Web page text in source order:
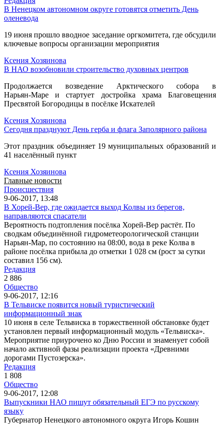
В Ненецком автономном округе готовятся отметить День
оленевода
19 июня прошло вводное заседание оргкомитета, где обсудили
ключевые вопросы организации мероприятия
Ксения Хозяинова
В НАО возобновили строительство духовных центров
Продолжается возведение Арктического собора в
Нарьян‑Маре и стартует достройка храма Благовещения
Пресвятой Богородицы в посёлке Искателей
Ксения Хозяинова
Сегодня празднуют День герба и флага Заполярного района
Этот праздник объединяет 19 муниципальных образований и
41 населённый пункт
Ксения Хозяинова
Главные новости
Происшествия
9-06-2017, 13:48
В Хорей-Вер, где ожидается выход Колвы из берегов,
направляются спасатели
Вероятность подтопления посёлка Хорей-Вер растёт. По
сводкам объединённой гидрометеорологической станции
Нарьян-Мар, по состоянию на 08:00, вода в реке Колва в
районе посёлка прибыла до отметки 1 028 см (рост за сутки
составил 156 см).
Редакция
2 886
Общество
9-06-2017, 12:16
В Тельвиске появится новый туристический
информационный знак
10 июня в селе Тельвиска в торжественной обстановке будет
установлен первый информационный модуль «Тельвиска».
Мероприятие приурочено ко Дню России и знаменует собой
начало активной фазы реализации проекта «Древними
дорогами Пустозерска».
Редакция
1 808
Общество
9-06-2017, 12:08
Выпускники НАО пишут обязательный ЕГЭ по русскому
языку
Губернатор Ненецкого автономного округа Игорь Кошин